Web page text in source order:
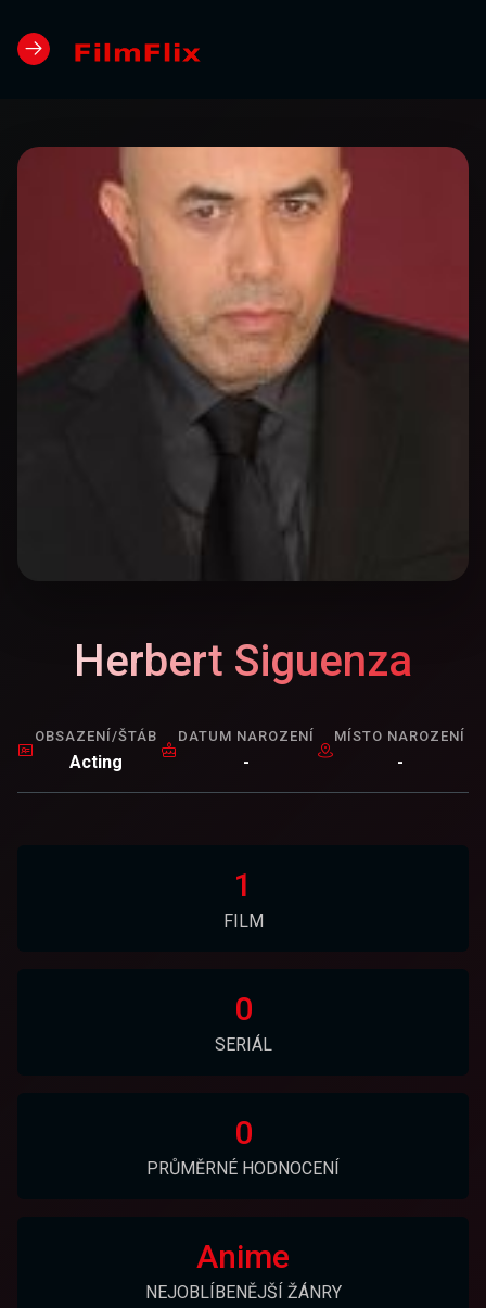
Herbert Siguenza
OBSAZENÍ/ŠTÁB
Acting
DATUM NAROZENÍ
-
MÍSTO NAROZENÍ
-
1
FILM
0
SERIÁL
0
PRŮMĚRNÉ HODNOCENÍ
Anime
NEJOBLÍBENĚJŠÍ ŽÁNRY